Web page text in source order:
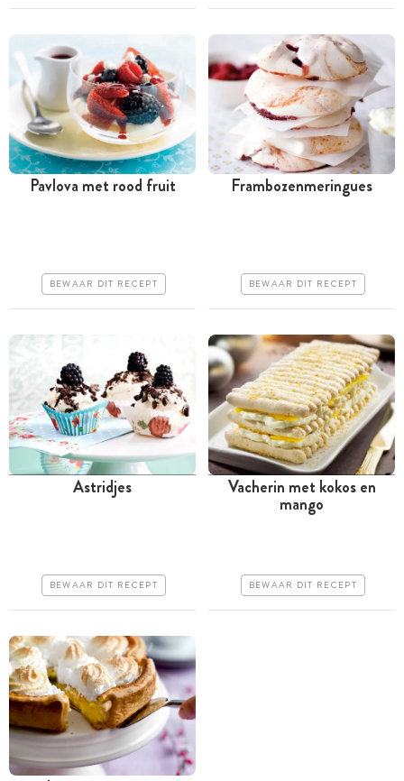
Erg makkelijk
Pavlova met rood fruit
BEWAAR DIT RECEPT Makkelijk
Frambozenmeringues
BEWAAR DIT RECEPT
Astridjes
BEWAAR DIT RECEPT
Meer dan 1 uur
Iets moeilijker
Vacherin met kokos en
mango
BEWAAR DIT RECEPT